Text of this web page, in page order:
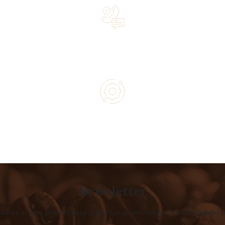
Newsletter
e-mail, jeżeli chcesz otrzymywać informacje o nowościach i